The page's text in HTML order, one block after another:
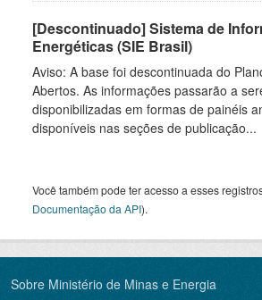
[Descontinuado] Sistema de
Energéticas (SIE Brasil)
Aviso: A base foi descontinuada do
Abertos. As informações passarão a
disponibilizadas em formas de painéis
disponíveis nas seções de publicação...
Você também pode ter acesso a esses
Documentação da API).
Sobre Ministério de Minas e Energia